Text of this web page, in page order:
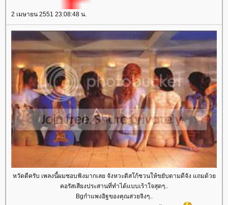
2 เมษายน 2551 23:08:48 น.
หวัดดีครับ เพลงนี้ผมชอบฟังมากเลย จังหวะดิสโก้ชวนให้ขยับตามดีจัง แถมด้ว
คอรัสเสียงประสานที่ทำได้แบบเร้าใจสุดๆ..
Bgกำแพงอิฐของคุณสวยจิงๆ..